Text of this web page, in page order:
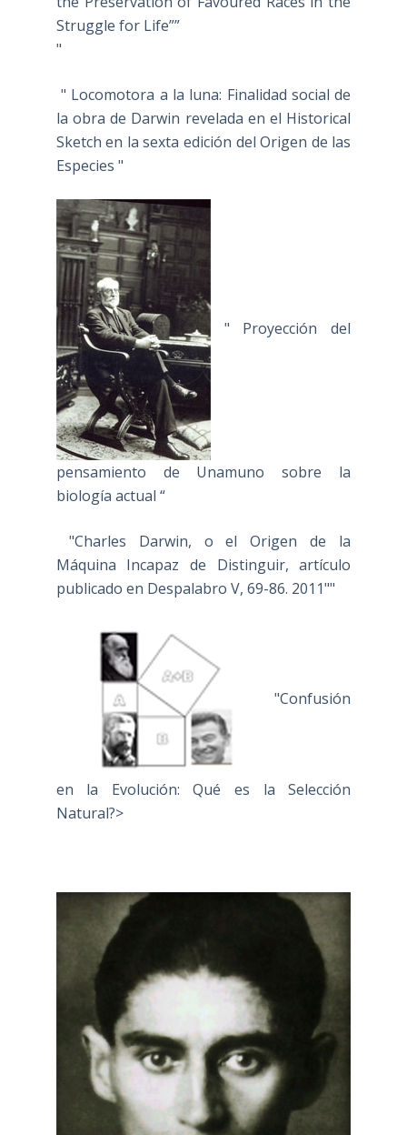
Struggle for Life””
"
" Locomotora a la luna: Finalidad social de
la obra de Darwin revelada en el Historical
Sketch en la sexta edición del Origen de las
Especies "
" Proyección del
pensamiento de Unamuno sobre la
biología actual “
"Charles Darwin, o el Origen de la
Máquina Incapaz de Distinguir, artículo
publicado en Despalabro V, 69-86. 2011""
"Confusión
en la Evolución: Qué es la Selección
Natural?>